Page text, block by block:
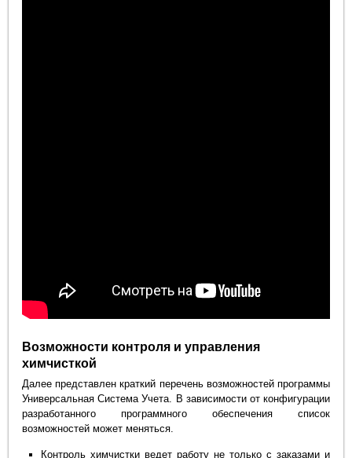
Возможности контроля и управления
химчисткой
Далее представлен краткий перечень возможностей программы
Универсальная Система Учета. В зависимости от конфигурации
разработанного программного обеспечения список
возможностей может меняться.
Контроль химчистки ведет работу не только с заказами и